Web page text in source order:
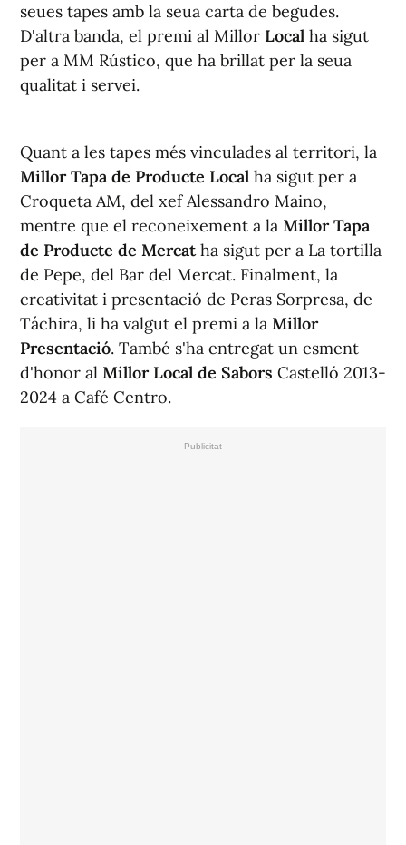
seues tapes amb la seua carta de begudes.
D'altra banda, el premi al Millor Local ha sigut
per a MM Rústico, que ha brillat per la seua
qualitat i servei.
Quant a les tapes més vinculades al territori, la
Millor Tapa de Producte Local ha sigut per a
Croqueta AM, del xef Alessandro Maino,
mentre que el reconeixement a la Millor Tapa
de Producte de Mercatha sigut per a La tortilla
de Pepe, del Bar del Mercat. Finalment, la
creativitat i presentació de Peras Sorpresa, de
Táchira, li ha valgut el premi a la Millor
Presentació. També s'ha entregat un esment
d'honor al Millor Local de Sabors Castelló 2013-
2024 a Café Centro.